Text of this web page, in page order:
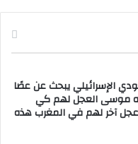
الإسرائيلي يبحث عن عصًا
موسى العجل لهم كي
آخر لهم في المغرب هذه